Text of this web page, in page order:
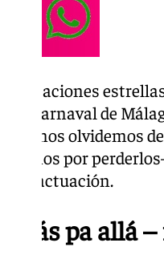
agrupaciones
del Carnaval de
nos olvidemos
por
actuación.
más pa allá